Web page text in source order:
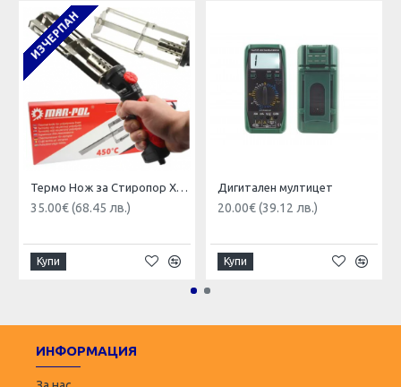
ИЗЧЕРПАН
Термо Нож за Стиропор Xps Eps рязане 130W-230V Mar-Pol термонож
35.00€ (68.45 лв.)
Купи
Дигитален мултицет
20.00€ (39.12 лв.)
Купи
ИНФОРМАЦИЯ